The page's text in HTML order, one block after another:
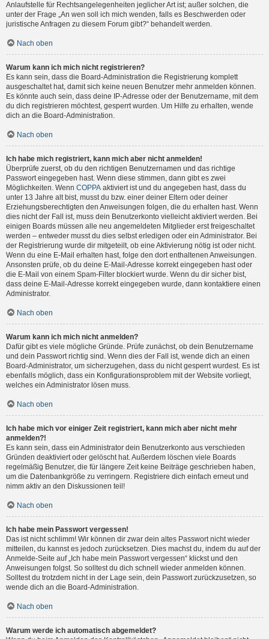
Anlaufstelle für Rechtsangelegenheiten jeglicher Art ist; außer solchen, die
unter der Frage „An wen soll ich mich wenden, falls es Beschwerden oder
juristische Anfragen zu diesem Forum gibt?“ behandelt werden.
Nach oben
Warum kann ich mich nicht registrieren?
Es kann sein, dass die Board-Administration die Registrierung komplett
ausgeschaltet hat, damit sich keine neuen Benutzer mehr anmelden können.
Es könnte auch sein, dass deine IP-Adresse oder der Benutzername, mit dem
du dich registrieren möchtest, gesperrt wurden. Um Hilfe zu erhalten, wende
dich an die Board-Administration.
Nach oben
Ich habe mich registriert, kann mich aber nicht anmelden!
Überprüfe zuerst, ob du den richtigen Benutzernamen und das richtige
Passwort eingegeben hast. Wenn diese stimmen, dann gibt es zwei
Möglichkeiten. Wenn COPPA aktiviert ist und du angegeben hast, dass du
unter 13 Jahre alt bist, musst du bzw. einer deiner Eltern oder deiner
Erziehungsberechtigten den Anweisungen folgen, die du erhalten hast. Wenn
dies nicht der Fall ist, muss dein Benutzerkonto vielleicht aktiviert werden. Bei
einigen Boards müssen alle neu angemeldeten Mitglieder erst freigeschaltet
werden – entweder musst du dies selbst erledigen oder ein Administrator. Bei
der Registrierung wurde dir mitgeteilt, ob eine Aktivierung nötig ist oder nicht.
Wenn du eine E-Mail erhalten hast, folge den dort enthaltenen Anweisungen.
Ansonsten prüfe, ob du deine E-Mail-Adresse korrekt eingegeben hast oder
die E-Mail von einem Spam-Filter blockiert wurde. Wenn du dir sicher bist,
dass deine E-Mail-Adresse korrekt eingegeben wurde, dann kontaktiere einen
Administrator.
Nach oben
Warum kann ich mich nicht anmelden?
Dafür gibt es viele mögliche Gründe. Prüfe zunächst, ob dein Benutzername
und dein Passwort richtig sind. Wenn dies der Fall ist, wende dich an einen
Board-Administrator, um sicherzugehen, dass du nicht gesperrt wurdest. Es ist
ebenfalls möglich, dass ein Konfigurationsproblem mit der Website vorliegt,
welches ein Administrator lösen muss.
Nach oben
Ich habe mich vor einiger Zeit registriert, kann mich aber nicht mehr
anmelden?!
Es kann sein, dass ein Administrator dein Benutzerkonto aus verschieden
Gründen deaktiviert oder gelöscht hat. Außerdem löschen viele Boards
regelmäßig Benutzer, die für längere Zeit keine Beiträge geschrieben haben,
um die Datenbankgröße zu verringern. Registriere dich einfach erneut und
nimm aktiv an den Diskussionen teil!
Nach oben
Ich habe mein Passwort vergessen!
Das ist nicht schlimm! Wir können dir zwar dein altes Passwort nicht wieder
mitteilen, du kannst es jedoch zurücksetzen. Dies machst du, indem du auf der
Anmelde-Seite auf „Ich habe mein Passwort vergessen“ klickst und den
Anweisungen folgst. So solltest du dich schnell wieder anmelden können.
Solltest du trotzdem nicht in der Lage sein, dein Passwort zurückzusetzen, so
wende dich an die Board-Administration.
Nach oben
Warum werde ich automatisch abgemeldet?